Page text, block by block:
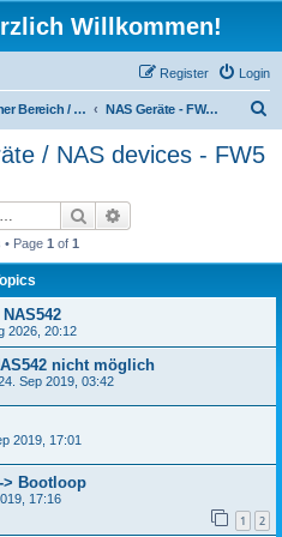
Willkommen!
Login
Register
Allgemeiner Bereich / Common Area NAS Geräte - FW5 Geräte / NAS devices - FW5 devices
/ NAS devices - FW5
Search
• Page 1 of 1
2026, 20:12
nicht möglich
Sep 2019, 03:42
2019, 17:01
> Bootloop
17:16
1 2